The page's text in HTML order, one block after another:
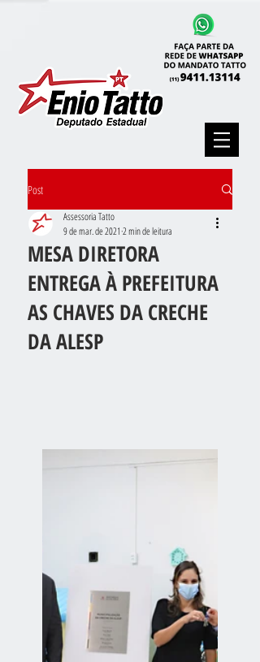
Post
MESA DIRETORA
ENTREGA À PREFEITURA
AS CHAVES DA CRECHE
DA ALESP
Assessoria Tatto
9 de mar. de 2021 2 min de leitura